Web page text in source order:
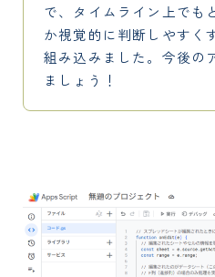
で、タイムライン上でも
か視覚的に判断しやすく
組み込みました。今後の
ましょう！